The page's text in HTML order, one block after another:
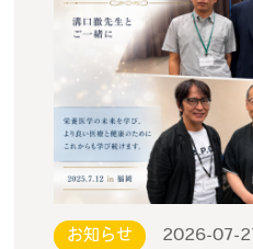
お知らせ 2026-07-